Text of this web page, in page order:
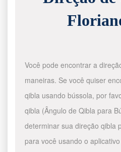
Você pode encontrar a
maneiras. Se você quiser
qibla usando bússola, por
qibla (Ângulo de Qibla para
determinar sua direção qibla
para você usando o